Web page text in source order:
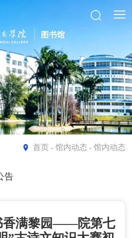
图书馆
首页- 馆内动态 - 馆内动态
告
香满黎园——院第七